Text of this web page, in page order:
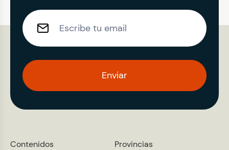
Enviar
Contenidos Provincias